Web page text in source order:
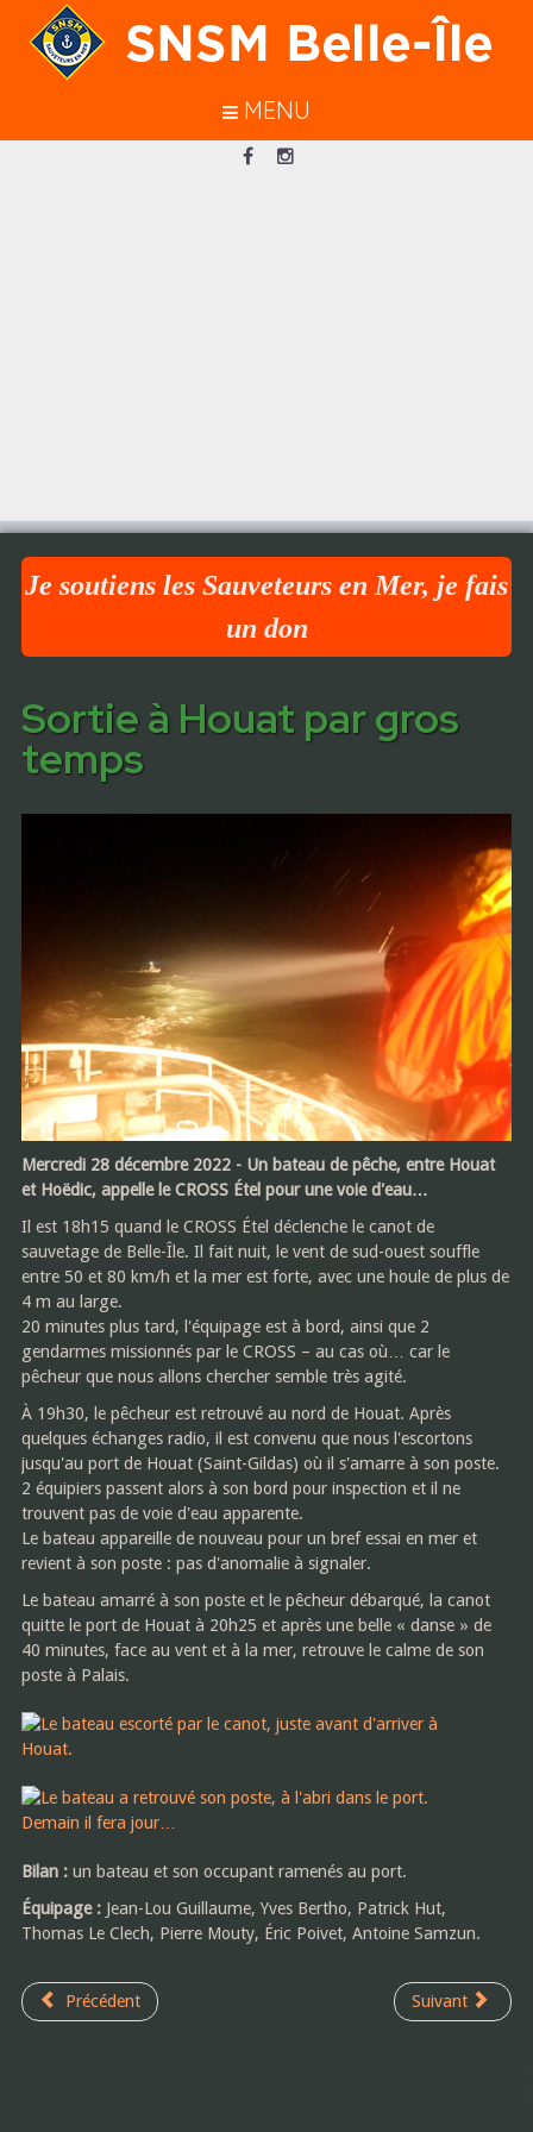
En poursuivant votre navigation sur
ce site, vous acceptez l’utilisation de
cookies pour vous garantir une
meilleure navigation.
MENU
Je soutiens les Sauveteurs en Mer, je fais
un don
Sortie à Houat par gros
temps
Mercredi 28 décembre 2022 - Un bateau de pêche, entre Houat
et Hoëdic, appelle le CROSS Étel pour une voie d'eau…
Il est 18h15 quand le CROSS Étel déclenche le canot de
sauvetage de Belle-Île. Il fait nuit, le vent de sud-ouest souffle
entre 50 et 80 km/h et la mer est forte, avec une houle de plus de
4 m au large.
20 minutes plus tard, l'équipage est à bord, ainsi que 2
gendarmes missionnés par le CROSS – au cas où… car le
pêcheur que nous allons chercher semble très agité.
À 19h30, le pêcheur est retrouvé au nord de Houat. Après
quelques échanges radio, il est convenu que nous l'escortons
jusqu'au port de Houat (Saint-Gildas) où il s'amarre à son poste.
2 équipiers passent alors à son bord pour inspection et il ne
trouvent pas de voie d'eau apparente.
Le bateau appareille de nouveau pour un bref essai en mer et
revient à son poste : pas d'anomalie à signaler.
Le bateau amarré à son poste et le pêcheur débarqué, la canot
quitte le port de Houat à 20h25 et après une belle « danse » de
40 minutes, face au vent et à la mer, retrouve le calme de son
poste à Palais.
Bilan :un bateau et son occupant ramenés au port.
Équipage :Jean-Lou Guillaume, Yves Bertho, Patrick Hut,
Thomas Le Clech, Pierre Mouty, Éric Poivet, Antoine Samzun.
Précédent Suivant